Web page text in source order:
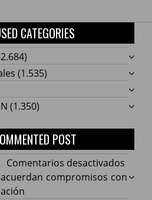
CATEGORIES
(1.535)
(1.350)
POST
Comentarios desactivados
compromisos con